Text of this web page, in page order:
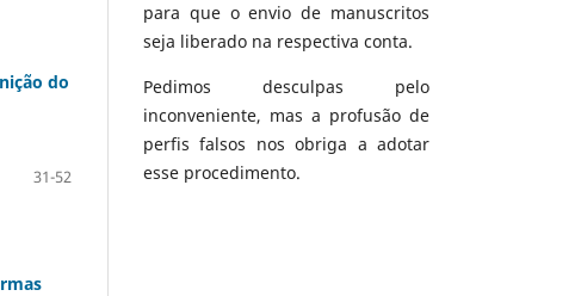
do
31-52
para que o envio de manuscritos
seja liberado na respectiva conta.
Pedimos desculpas pelo
inconveniente, mas a profusão de
perfis falsos nos obriga a adotar
esse procedimento.